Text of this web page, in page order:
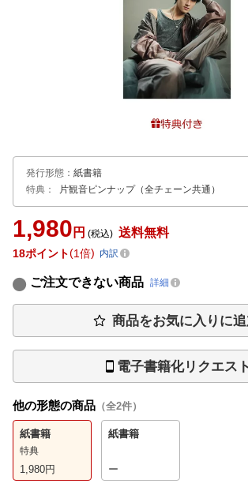
発行形態 ： 紙書籍
特典：
片観音ピンナップ（全チェーン共通）
1,980 円 (税込) 送料無料
18ポイント 1倍 内訳
ご注文できない商品 詳細
商品をお気に入りに
電子書籍化リクエスト
他の形態の商品 （全2件）
紙書籍
特典
1,980円
紙書籍
ー